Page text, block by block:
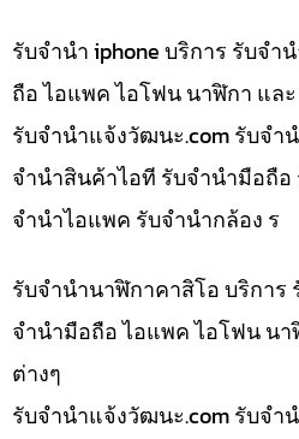
รับจำนำ iphone บริการ รับจ
ถือ ไอแพค ไอโฟน นาฬิกา แล
รับจํานําแจ้งวัฒนะ.com รับจำ
จำนำสินค้าไอที รับจำนำมือถื
จำนำไอแพค รับจำนำกล้อง ร
รับจำนำนาฬิกาคาสิโอ บริการ
จำนำมือถือ ไอแพค ไอโฟน น
ต่างๆ
รับจํานําแจ้งวัฒนะ.com รับจำ